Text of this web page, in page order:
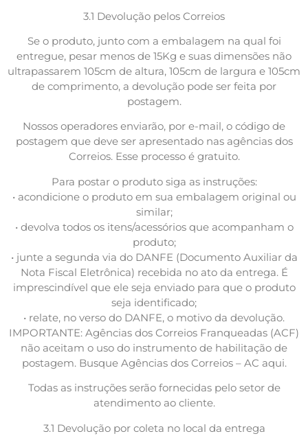
3.1 Devolução pelos Correios
Se o produto, junto com a embalagem na qual foi
entregue, pesar menos de 15Kg e suas dimensões não
ultrapassarem 105cm de altura, 105cm de largura e 105cm
de comprimento, a devolução pode ser feita por
postagem.
Nossos operadores enviarão, por e-mail, o código de
postagem que deve ser apresentado nas agências dos
Correios. Esse processo é gratuito.
Para postar o produto siga as instruções:
• acondicione o produto em sua embalagem original ou
similar;
• devolva todos os itens/acessórios que acompanham o
produto;
• junte a segunda via do DANFE (Documento Auxiliar da
Nota Fiscal Eletrônica) recebida no ato da entrega. É
imprescindível que ele seja enviado para que o produto
seja identificado;
• relate, no verso do DANFE, o motivo da devolução.
IMPORTANTE: Agências dos Correios Franqueadas (ACF)
não aceitam o uso do instrumento de habilitação de
postagem. Busque Agências dos Correios – AC aqui.
Todas as instruções serão fornecidas pelo setor de
atendimento ao cliente.
3.1 Devolução por coleta no local da entrega